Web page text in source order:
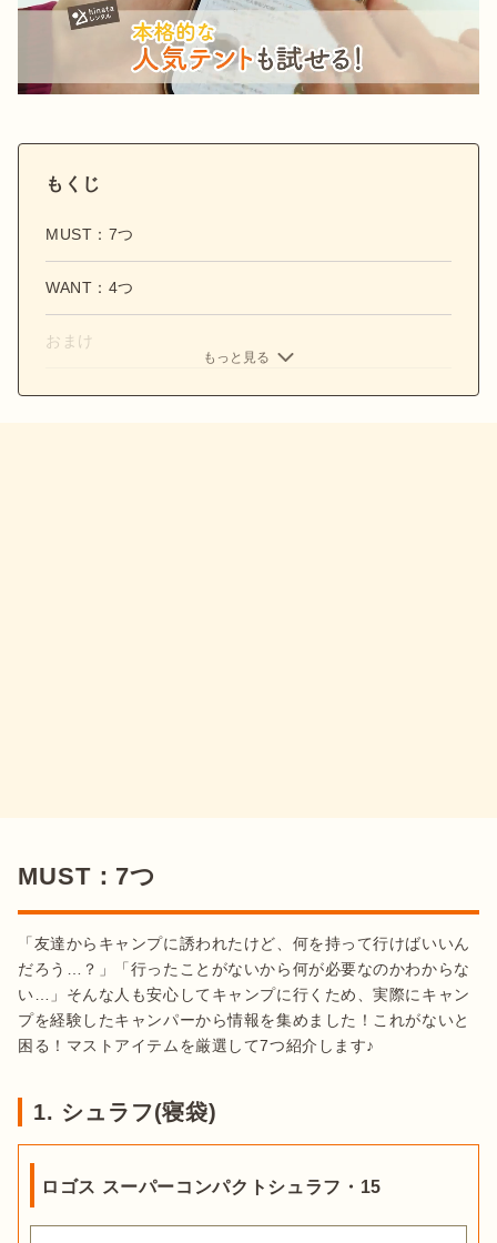
もくじ
MUST：7つ
WANT：4つ
おまけ
もっと見る
MUST：7つ
「友達からキャンプに誘われたけど、何を持って行けばいいん
だろう…？」「行ったことがないから何が必要なのかわからな
い…」そんな人も安心してキャンプに行くため、実際にキャン
プを経験したキャンパーから情報を集めました！これがないと
困る！マストアイテムを厳選して7つ紹介します♪
1. シュラフ(寝袋)
ロゴス スーパーコンパクトシュラフ・15